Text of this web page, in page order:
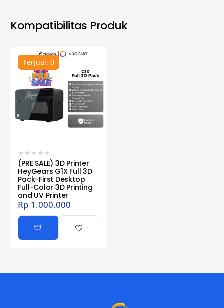
Kompatibilitas Produk
Terjual: 0
★ ★ ★ ★ ★
(PRE SALE) 3D Printer
HeyGears G1X Full 3D
Pack-First Desktop
Full-Color 3D Printing
and UV Printer
Rp 1.000.000